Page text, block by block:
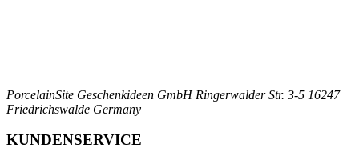
PorcelainSite Geschenkideen GmbH Ringerwalder Str. 3-5 16247
Friedrichswalde Germany
KUNDENSERVICE